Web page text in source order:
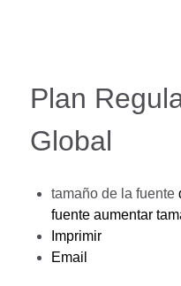
Plan
Global
tamaño de la fuente
fuente aumentar
Imprimir
Email